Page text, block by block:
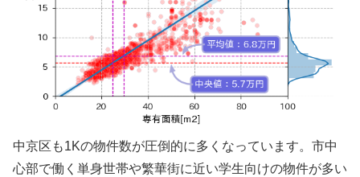
中京区も1Kの物件数が圧倒的に多くなっています。市中
心部で働く単身世帯や繁華街に近い学生向けの物件が多い